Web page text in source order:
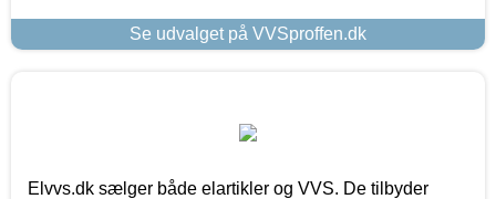
Se udvalget på VVSproffen.dk
Elvvs.dk sælger både elartikler og VVS. De tilbyder